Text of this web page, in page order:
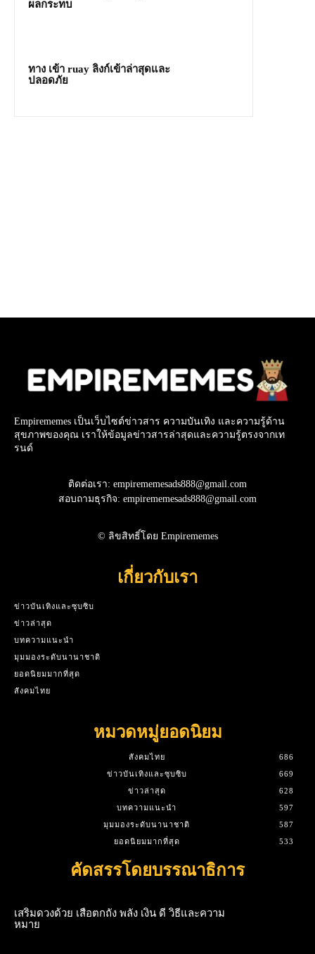
ผลกระทบ
ทาง เข้า ruay ลิงก์เข้าล่าสุดและ
ปลอดภัย
Empirememes เป็นเว็บไซต์ข่าวสาร ความบันเทิง และความรู้ด้าน
สุขภาพของคุณ เราให้ข้อมูลข่าวสารล่าสุดและความรู้ตรงจากเท
รนด์
ติดต่อเรา: empirememesads888@gmail.com
สอบถามธุรกิจ: empirememesads888@gmail.com
© ลิขสิทธิ์โดย Empirememes
เกี่ยวกับเรา
ข่าวบันเทิงและซุบซิบ
ข่าวล่าสุด
บทความแนะนำ
มุมมองระดับนานาชาติ
ยอดนิยมมากที่สุด
สังคมไทย
หมวดหมู่ยอดนิยม
สังคมไทย
686
ข่าวบันเทิงและซุบซิบ
669
ข่าวล่าสุด
628
บทความแนะนำ
597
มุมมองระดับนานาชาติ
587
ยอดนิยมมากที่สุด
533
คัดสรรโดยบรรณาธิการ
เสริมดวงด้วย เสือตกถัง พลัง เงิน ดี วิธีและความ
หมาย